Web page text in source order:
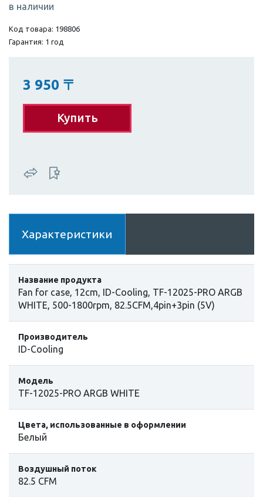
в наличии
Код товара: 198806
Гарантия: 1 год
3 950 〒
Купить
Характеристики
Название продукта
Fan for case, 12cm, ID-Cooling, TF-12025-PRO ARGB
WHITE, 500-1800rpm, 82.5CFM,4pin+3pin (5V)
Производитель
ID-Cooling
Модель
TF-12025-PRO ARGB WHITE
Цвета, использованные в оформлении
Белый
Воздушный поток
82.5 CFM